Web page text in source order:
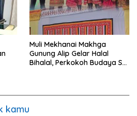
Muli Mekhanai Makhga
Gunung Alip Gelar Halal
Bihalal, Perkokoh Budaya Sai
kamu